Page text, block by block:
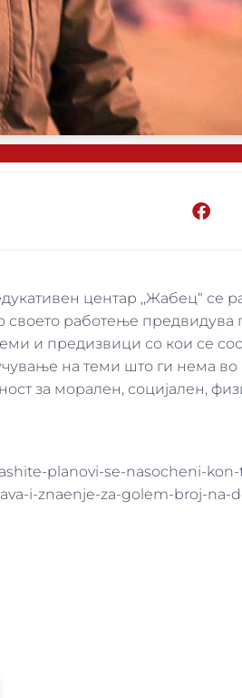
центар ,,Жабец“ се
своето работење
и предизвици со кои се
на теми што ги нема во
за морален, социјален,
planovi-se-nasocheni-
i-znaenje-za-golem-broj-na-